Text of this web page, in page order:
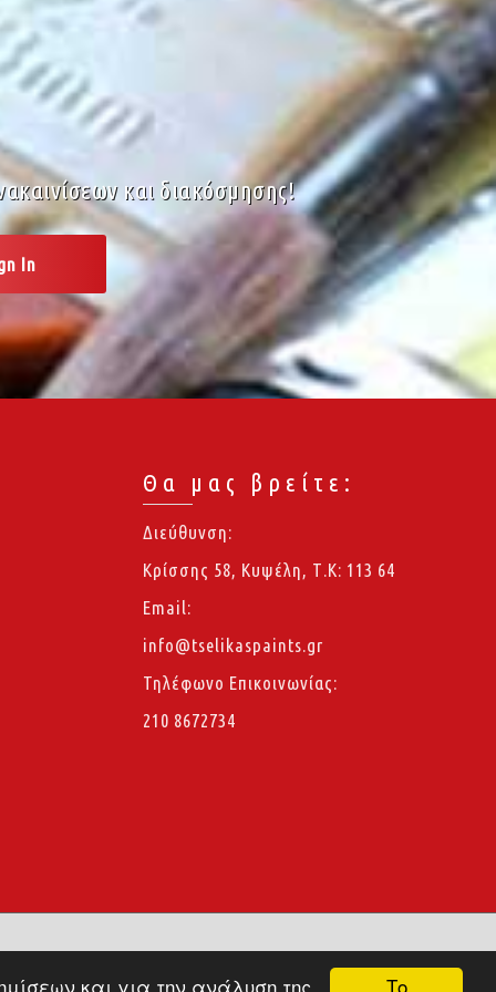
Το
και για την ανάλυση της
και διακόσμησης!
Θα μας βρείτε:
Διεύθυνση:
Κρίσσης 58, Κυψέλη, Τ.Κ: 113 64
Email:
info@tselikaspaints.gr
Τηλέφωνο Επικοινωνίας:
210 8672734